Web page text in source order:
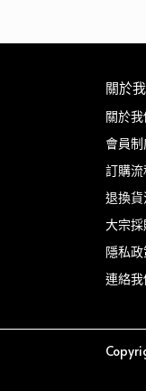
關於
關於我
會員
訂購
退換
大宗
隱私
連絡我